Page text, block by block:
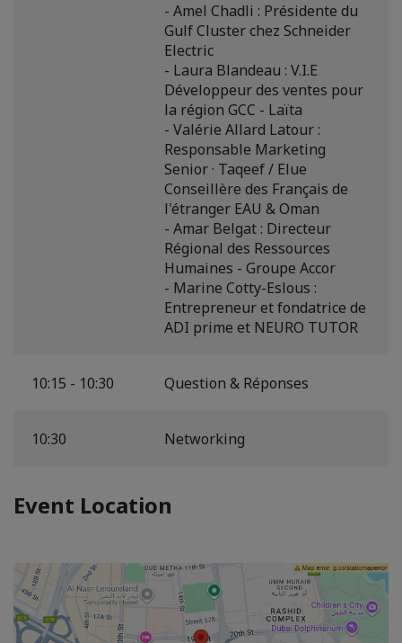
- Amel Chadli : Présidente du
Gulf Cluster chez Schneider
Electric
- Laura Blandeau : V.I.E
Développeur des ventes pour
la région GCC - Laïta
- Valérie Allard Latour :
Responsable Marketing
Senior · Taqeef / Elue
Conseillère des Français de
l'étranger EAU & Oman
- Amar Belgat : Directeur
Régional des Ressources
Humaines - Groupe Accor
- Marine Cotty-Eslous :
Entrepreneur et fondatrice de
ADI prime et NEURO TUTOR
10:15 - 10:30 Question & Réponses
10:30 Networking
Event Location